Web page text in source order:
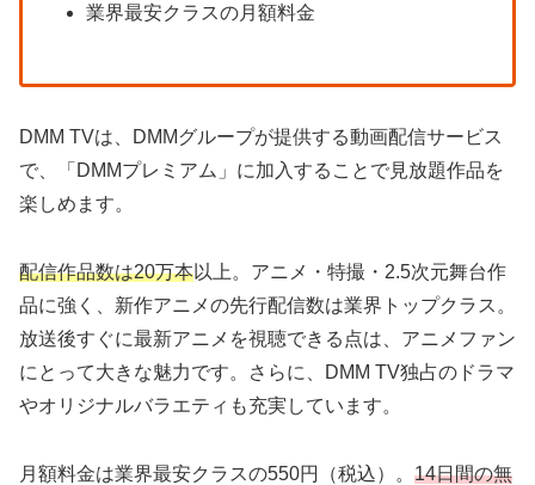
業界最安クラスの月額料金
DMM TVは、DMMグループが提供する動画配信サービス
で、「DMMプレミアム」に加入することで見放題作品を
楽しめます。
配信作品数は20万本以上。アニメ・特撮・2.5次元舞台作
品に強く、新作アニメの先行配信数は業界トップクラス。
放送後すぐに最新アニメを視聴できる点は、アニメファン
にとって大きな魅力です。さらに、DMM TV独占のドラマ
やオリジナルバラエティも充実しています。
月額料金は業界最安クラスの550円（税込）。 14日間の無